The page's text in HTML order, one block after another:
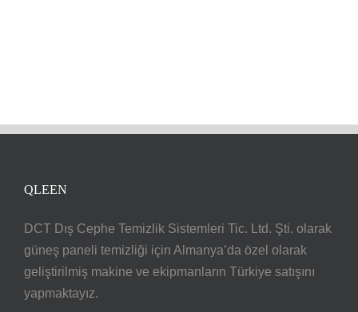
QLEEN
DCT Dış Cephe Temizlik Sistemleri Tic. Ltd. Şti. olarak
güneş paneli temizliği için Almanya’da özel olarak
geliştirilmiş makine ve ekipmanların Türkiye satışını
yapmaktayız.